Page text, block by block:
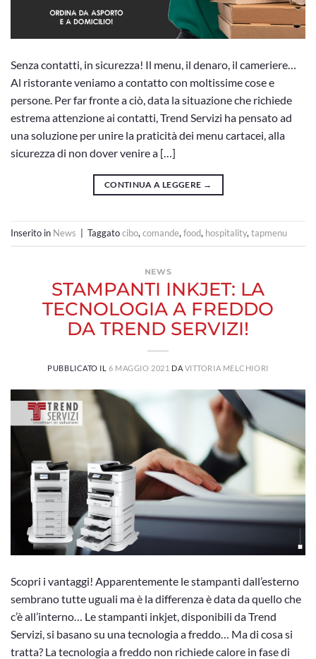
Senza contatti, in sicurezza! Il menu, il denaro, il cameriere…
Al ristorante veniamo a contatto con moltissime cose e
persone. Per far fronte a ciò, data la situazione che richiede
estrema attenzione ai contatti, Trend Servizi ha pensato ad
una soluzione per unire la praticità dei menu cartacei, alla
sicurezza di non dover venire a […]
CONTINUA A LEGGERE →
Inserito in News Taggatocibo, comande, food, hospitality, tapmenu
NEWS
STAMPANTI INKJET: LA
TECNOLOGIA A FREDDO
DA TREND SERVIZI!
PUBBLICATO IL6 MAGGIO 2021 DA VITTORIA MELCHIORI
Scopri i vantaggi! Apparentemente le stampanti dall’esterno
sembrano tutte uguali ma è la differenza è data da quello che
c’è all’interno… Le stampanti inkjet, disponibili da Trend
Servizi, si basano su una tecnologia a freddo… Ma di cosa si
tratta? La tecnologia a freddo non richiede calore in fase di